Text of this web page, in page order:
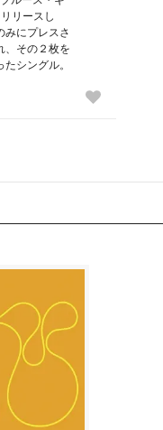
リースし
みにプレスさ
、その２枚を
シングル。